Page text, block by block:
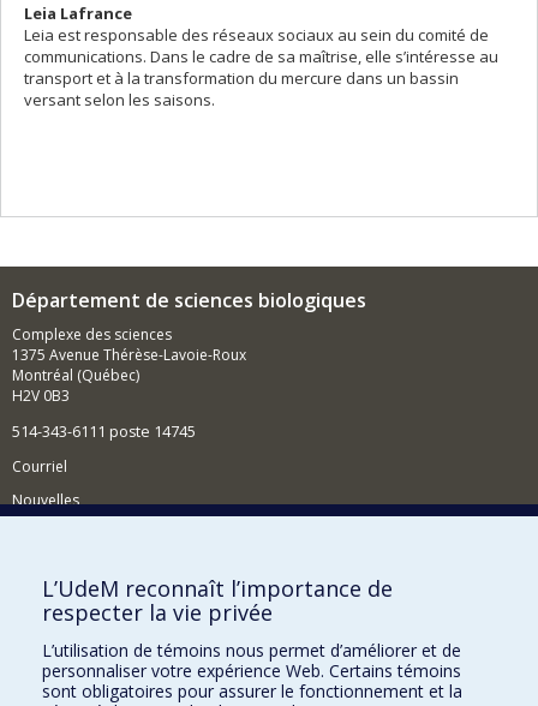
Leia Lafrance
Leia est responsable des réseaux sociaux au sein du comité de
communications. Dans le cadre de sa maîtrise, elle s’intéresse au
transport et à la transformation du mercure dans un bassin
versant selon les saisons.
Département de sciences biologiques
Complexe des sciences
1375 Avenue Thérèse-Lavoie-Roux
Montréal (Québec)
H2V 0B3
514-343-6111 poste 14745
Courriel
Nouvelles
Comment soutenir le Département?
BESOIN D'AIDE?
Plan du site
Signaler une erreur
L’UdeM reconnaît l’importance de
respecter la vie privée
L’utilisation de témoins nous permet d’améliorer et de
personnaliser votre expérience Web. Certains témoins
sont obligatoires pour assurer le fonctionnement et la